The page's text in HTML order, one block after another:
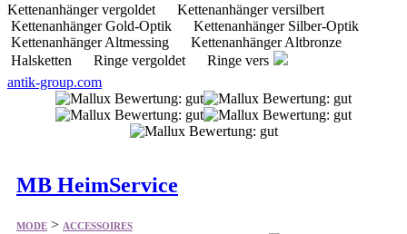
Kettenanhänger vergoldet Kettenanhänger versilbert
Kettenanhänger Gold-Optik Kettenanhänger Silber-Optik
Kettenanhänger Altmessing Kettenanhänger Altbronze
Halsketten Ringe vergoldet Ringe vers
antik-group.com
MB HeimService
MODE > ACCESSOIRES